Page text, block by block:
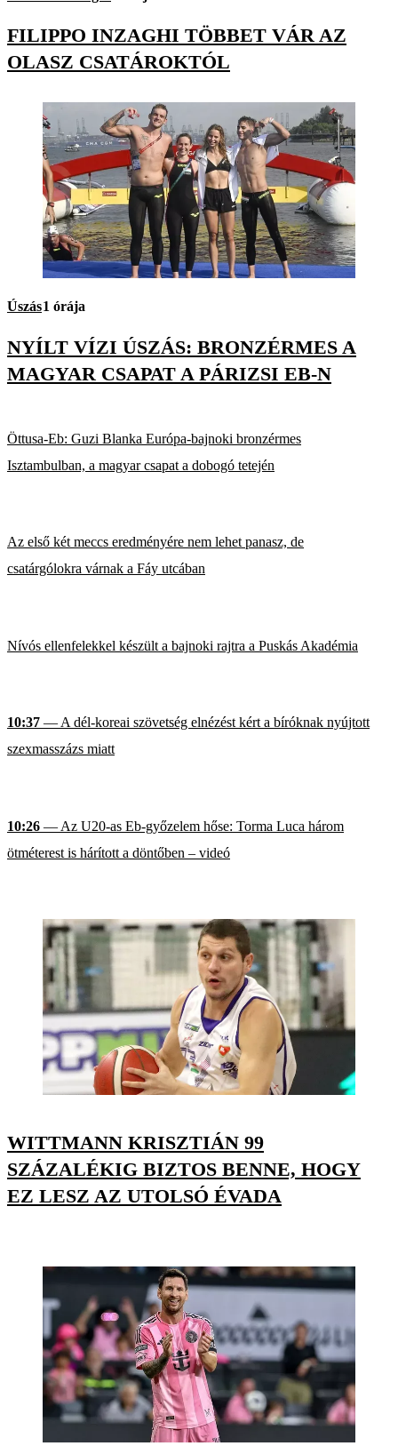
FILIPPO INZAGHI TÖBBET VÁR AZ
OLASZ CSATÁROKTÓL
Úszás1 órája
NYÍLT VÍZI ÚSZÁS: BRONZÉRMES A
MAGYAR CSAPAT A PÁRIZSI EB-N
Öttusa-Eb: Guzi Blanka Európa-bajnoki bronzérmes
Isztambulban, a magyar csapat a dobogó tetején
Az első két meccs eredményére nem lehet panasz, de
csatárgólokra várnak a Fáy utcában
Nívós ellenfelekkel készült a bajnoki rajtra a Puskás Akadémia
10:37 — A dél-koreai szövetség elnézést kért a bíróknak nyújtott
szexmasszázs miatt
10:26 — Az U20-as Eb-győzelem hőse: Torma Luca három
ötméterest is hárított a döntőben – videó
WITTMANN KRISZTIÁN 99
SZÁZALÉKIG BIZTOS BENNE, HOGY
EZ LESZ AZ UTOLSÓ ÉVADA